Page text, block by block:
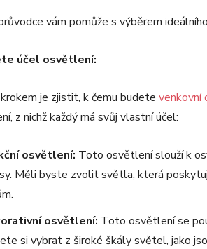
vám pomůže s výběrem
účel osvětlení:
je zjistit, k čemu budete venkovní
z nichž každý má svůj vlastní účel:
osvětlení: Toto osvětlení slouží k
Měli byste zvolit světla, která
osvětlení: Toto osvětlení se
si vybrat z široké škály světel, jako